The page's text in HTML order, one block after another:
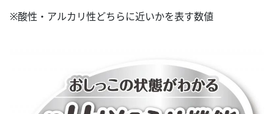
※酸性・アルカリ性どちらに近いかを表す数値